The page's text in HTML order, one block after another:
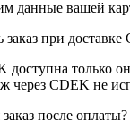
данные вашей
при доставке
доступна только
CDEK не
после оплаты?